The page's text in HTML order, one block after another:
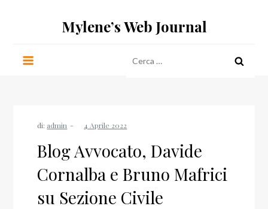
Mylene’s Web Journal
per:
di: admin
Blog Avvocato, Davide
Cornalba e Bruno Mafrici
su Sezione Civile